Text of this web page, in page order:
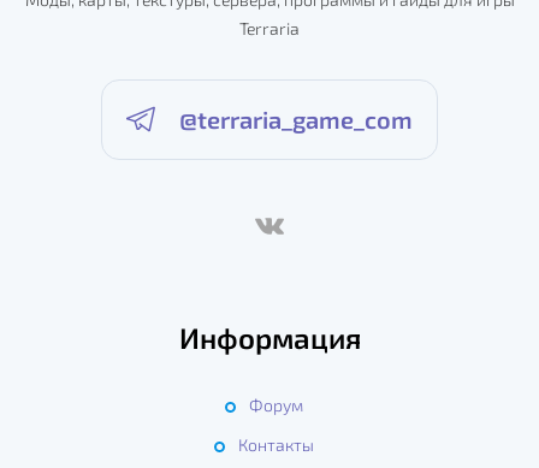
Terraria
@terraria_game_com
Информация
Форум
Контакты